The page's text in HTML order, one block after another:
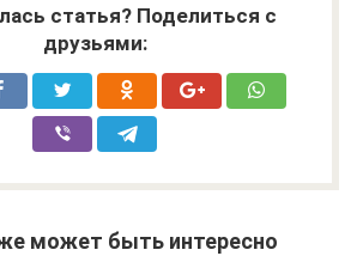
статья? Поделиться с
друзьями:
может быть интересно